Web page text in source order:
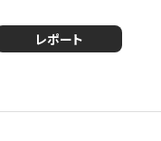
レポート